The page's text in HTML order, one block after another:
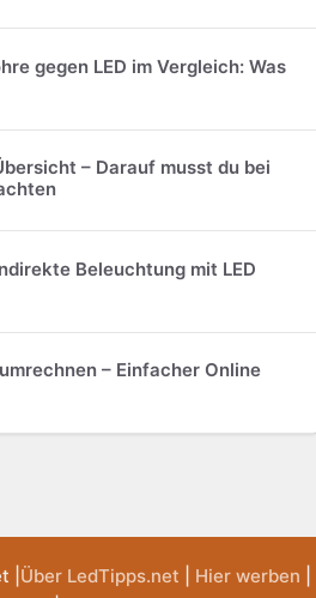
gegen LED im Vergleich: Was
– Darauf musst du bei
Beleuchtung mit LED
– Einfacher Online
| Über LedTipps.net Hier werben